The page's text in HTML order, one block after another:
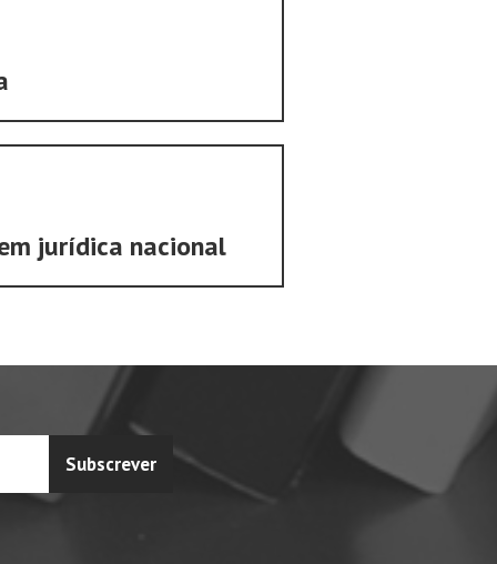
jurídica nacional
Subscrever